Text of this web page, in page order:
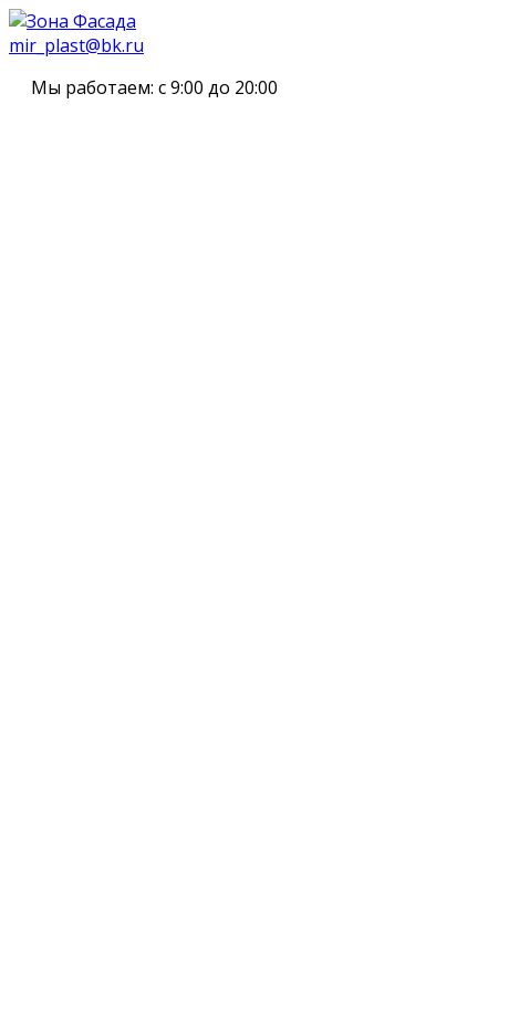
mir_plast@bk.ru
Мы работаем: с 9:00 до 20:00